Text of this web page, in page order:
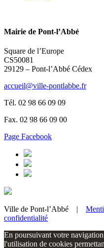
Mairie de Pont-l’Abbé
Square de l’Europe
CS50081
29129 – Pont-l’Abbé Cédex
accueil@ville-pontlabbe.fr
Tél. 02 98 66 09 09
Fax. 02 98 66 09 00
Page Facebook
Ville de Pont-l’Abbé |
confidentialité
En poursuivant votre
l'utilisation de cookies